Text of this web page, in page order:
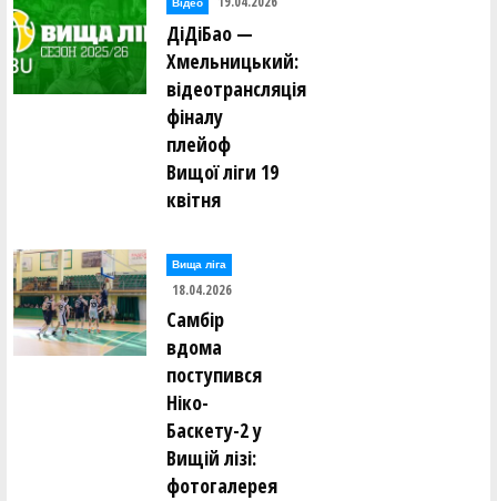
Відео
ДіДіБао —
Хмельницький:
відеотрансляція
фіналу
плейоф
Вищої ліги 19
квітня
Вища лiга
18.04.2026
Самбір
вдома
поступився
Ніко-
Баскету-2 у
Вищій лізі:
фотогалерея